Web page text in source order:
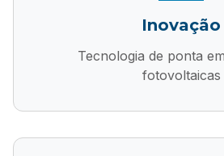
Inovação
Tecnologia de ponta
fotovoltaicas